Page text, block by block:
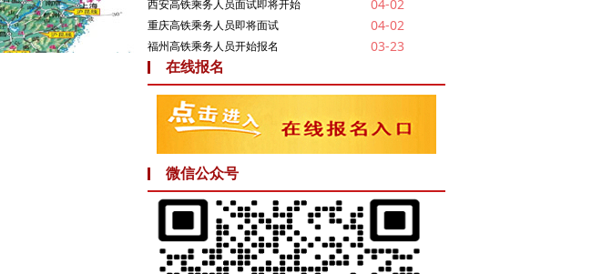
西安高铁乘务人员面试即将开始 04-02
重庆高铁乘务人员即将面试 04-02
福州高铁乘务人员开始报名 03-23
在线报名
微信公众号